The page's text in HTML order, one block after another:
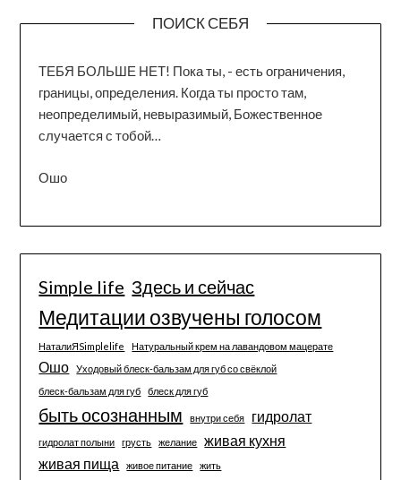
ПОИСК СЕБЯ
ТЕБЯ БОЛЬШЕ НЕТ! Пока ты, - есть ограничения,
границы, определения. Когда ты просто там,
неопределимый, невыразимый, Божественное
случается с тобой…
Ошо
Simple life Здесь и сейчас
Медитации озвучены голосом
НаталиЯSimplelife Натуральный крем на лавандовом мацерате
Ошо
Уходовый блеск-бальзам для губ со свёклой
блеск-бальзам для губ
блеск для губ
быть осознанным внутри себя гидролат
гидролат полыни грусть желание
живая кухня
живая пища
живое питание жить